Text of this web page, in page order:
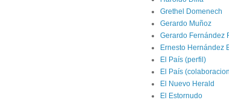
Grethel Domenech
Gerardo Muñoz
Gerardo Fernández
Ernesto Hernández
El País (perfil)
El País
El Nuevo Herald
El Estornudo